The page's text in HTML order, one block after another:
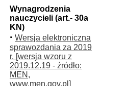
Wynagrodzenia
nauczycieli (art.- 30a
KN)
· Wersja elektroniczna
sprawozdania za 2019
r. [wersja wzoru z
2019.12.19 - źródło:
MEN,
www.men.gov.pl]